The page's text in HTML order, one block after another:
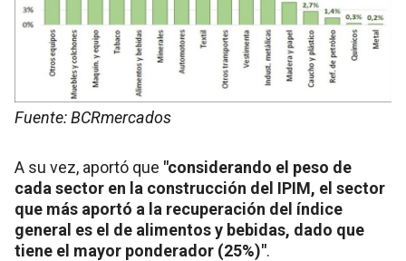
Fuente: BCRmercados
A su vez, aportó que "considerando el peso de
cada sector en la construcción del IPIM, el sector
que más aportó a la recuperación del índice
general es el de alimentos y bebidas, dado que
tiene el mayor ponderador (25%)".